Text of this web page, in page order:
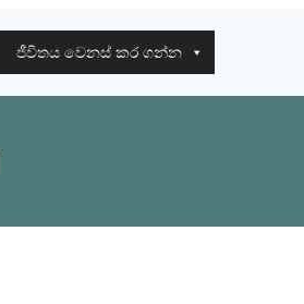
ජීවිතය වෙනස් කර ගන්න